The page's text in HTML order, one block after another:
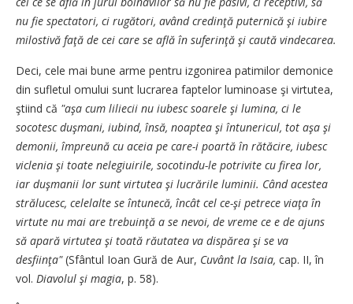
nu fie spectatori, ci rugători, având credinţă puternică şi iubire
milostivă faţă de cei care se află în suferinţă şi caută vindecarea.
Deci, cele mai bune arme pentru izgonirea patimilor demonice
din sufletul omului sunt lucrarea faptelor luminoase şi virtutea,
ştiind că "aşa cum liliecii nu iubesc soarele şi lumina, ci le
socotesc duşmani, iubind, însă, noaptea şi întunericul, tot aşa şi
demonii, împreună cu aceia pe care-i poartă în rătăcire, iubesc
viclenia şi toate nelegiuirile, socotindu-le potrivite cu firea lor,
iar duşmanii lor sunt virtutea şi lucrările luminii. Când acestea
strălucesc, celelalte se întunecă, încât cel ce-şi petrece viaţa în
virtute nu mai are trebuinţă a se nevoi, de vreme ce e de ajuns
să apară virtutea şi toată răutatea va dispărea şi se va
desfiinţa"(Sfântul Ioan Gură de Aur, Cuvânt la Isaia, cap. II, în
vol. Diavolul şi magia, p. 58).